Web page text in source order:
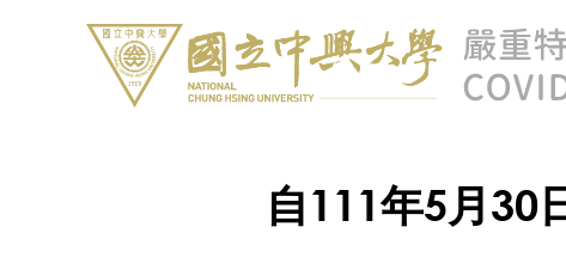
自111年5月30